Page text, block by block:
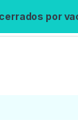
por